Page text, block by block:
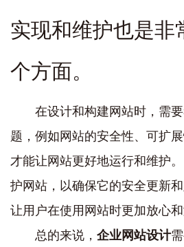
实现和维护也是非
个方面。
在设计和构建网站时，需
题，例如网站的安全性、可扩
才能让网站更好地运行和维护
护网站，以确保它的安全更新
让用户在使用网站时更加放心和
总的来说， 企业网站设计